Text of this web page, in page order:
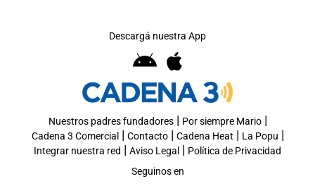
Descargá nuestra App
Nuestros padres fundadores| Por siempre Mario|
Cadena 3 Comercial | Contacto| Cadena Heat | La Popu |
Integrar nuestra red | Aviso Legal | Política de Privacidad
Seguinos en